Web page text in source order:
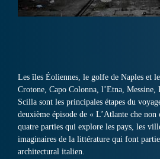
Les îles Éoliennes, le golfe de Naples et
Crotone, Capo Colonna, l’Etna, Messine,
Scilla sont les principales étapes du
deuxième épisode de « L’Atlante che non
quatre parties qui explore les pays, les
imaginaires de la littérature qui font
architectural italien.